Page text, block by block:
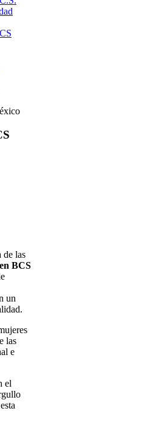
de las
BCS
un
las
e
el